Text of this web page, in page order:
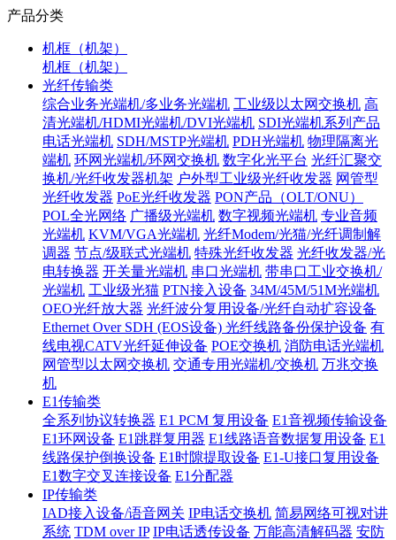
产品分类
机框（机架）
机框（机架）
光纤传输类
综合业务光端机/多业务光端机 工业级以太网交换机 高
清光端机/HDMI光端机/DVI光端机 SDI光端机系列产品
电话光端机 SDH/MSTP光端机 PDH光端机 物理隔离光
端机 环网光端机/环网交换机 数字化光平台 光纤汇聚交
换机/光纤收发器机架 户外型工业级光纤收发器 网管型
光纤收发器 PoE光纤收发器 PON产品（OLT/ONU）
POL全光网络 广播级光端机 数字视频光端机 专业音频
光端机 KVM/VGA光端机 光纤Modem/光猫/光纤调制解
调器 节点/级联式光端机 特殊光纤收发器 光纤收发器/光
电转换器 开关量光端机 串口光端机 带串口工业交换机/
光端机 工业级光猫 PTN接入设备 34M/45M/51M光端机
OEO光纤放大器 光纤波分复用设备/光纤自动扩容设备
Ethernet Over SDH (EOS设备) 光纤线路备份保护设备 有
线电视CATV光纤延伸设备 POE交换机 消防电话光端机
网管型以太网交换机 交通专用光端机/交换机 万兆交换
机
E1传输类
全系列协议转换器 E1 PCM 复用设备 E1音视频传输设备
E1环网设备 E1跳群复用器 E1线路语音数据复用设备 E1
线路保护倒换设备 E1时隙提取设备 E1-U接口复用设备
E1数字交叉连接设备 E1分配器
IP传输类
IAD接入设备/语音网关 IP电话交换机 简易网络可视对讲
系统 TDM over IP IP电话透传设备 万能高清解码器 安防